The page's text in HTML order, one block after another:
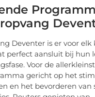
Deventer is er voor elk
perfect aansluit bij hun
Voor de
gericht op het
en het bevorderen van